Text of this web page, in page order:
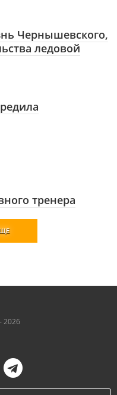
Чернышевского,
ледовой
тренера
2026